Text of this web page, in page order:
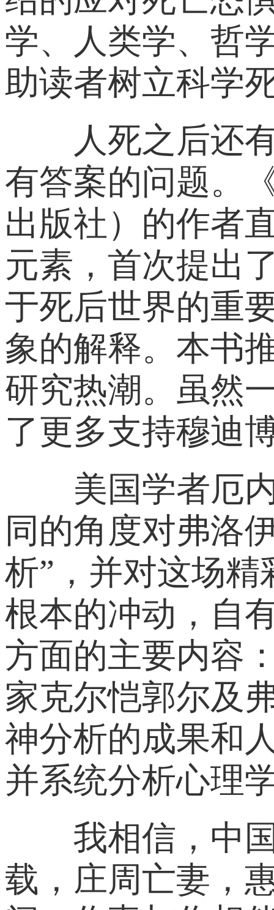
学、人类学、哲
助读者树立科学
人死之后还有
有答案的问题。
出版社）的作者
元素，首次提出
于死后世界的重
象的解释。本书
研究热潮。虽然
了更多支持穆迪
美国学者厄内
同的角度对弗洛
析”，并对这场
根本的冲动，自
方面的主要内容
家克尔恺郭尔及
神分析的成果和
并系统分析心理
我相信，中国
载，庄周亡妻，